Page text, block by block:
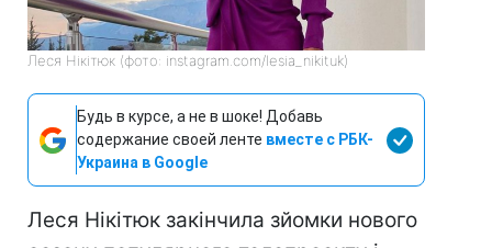
Леся Нікітюк (фото: instagram.com/lesia_nikituk)
Будь в курсе, а не в шоке! Добавь
содержание своей ленте вместе с РБК-
Украина в Google
Леся Нікітюк закінчила зйомки нового